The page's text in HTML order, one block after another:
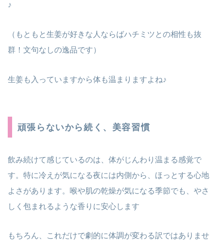
♪
（もともと生姜が好きな人ならばハチミツとの相性も抜
群！文句なしの逸品です）
生姜も入っていますから体も温まりますよね♪
頑張らないから続く、美容習慣
飲み続けて感じているのは、体がじんわり温まる感覚で
す。特に冷えが気になる夜には内側から、ほっとする心地
よさがあります。喉や肌の乾燥が気になる季節でも、やさ
しく包まれるような香りに安心します
もちろん、これだけで劇的に体調が変わる訳ではありませ